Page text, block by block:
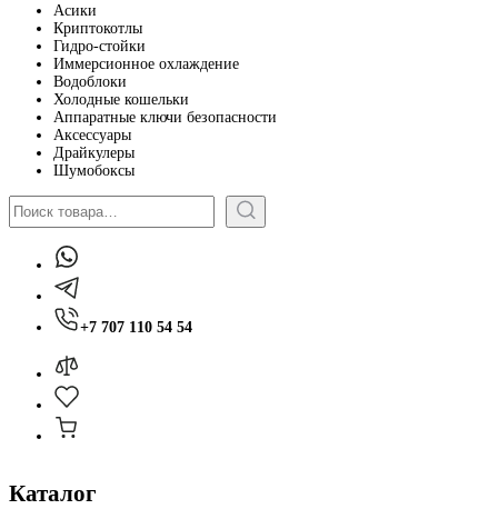
Асики
Криптокотлы
Гидро-стойки
Иммерсионное охлаждение
Водоблоки
Холодные кошельки
Аппаратные ключи безопасности
Аксессуары
Драйкулеры
Шумобоксы
Поиск
+7 707 110 54 54
Каталог